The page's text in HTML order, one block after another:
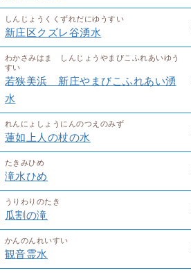
しんじょうくくずれだにゆうすい
新庄区クズレ谷湧水
わかさみはま しんじょうやまびこふれあいゆう
すい
若狭美浜 新庄やまびこふれあい湧
水
れんにょしょうにんのつえのみず
蓮如上人の杖の水
たきみひめ
滝水ひめ
うりわりのたき
瓜割の滝
かんのんれいすい
観音霊水